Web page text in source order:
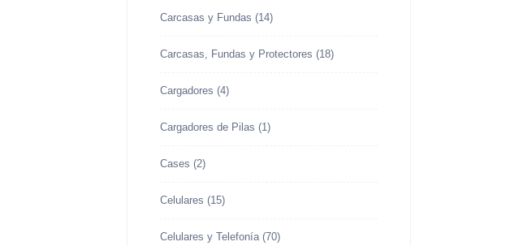
Carcasas y Fundas (14)
Carcasas, Fundas y Protectores (18)
Cargadores (4)
Cargadores de Pilas (1)
Cases (2)
Celulares (15)
Celulares y Telefonía (70)